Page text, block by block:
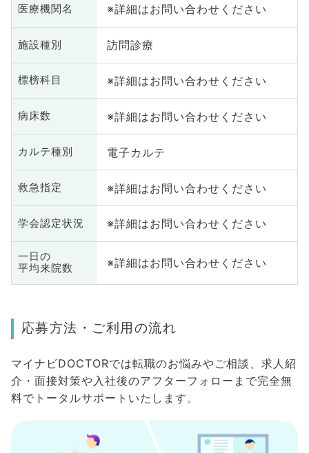
医療機関名 ※詳細はお問い合わせください
施設種別 訪問診療
標榜科目 ※詳細はお問い合わせください
病床数 ※詳細はお問い合わせください
カルテ種別 電子カルテ
救急指定 ※詳細はお問い合わせください
学会認定状況 ※詳細はお問い合わせください
一日の
平均来院数
※詳細はお問い合わせください
応募方法・ご利用の流れ
マイナビDOCTORでは転職のお悩みやご相談、求人紹
介・面接対策や入社後のアフターフォローまで完全無
料でトータルサポートいたします。